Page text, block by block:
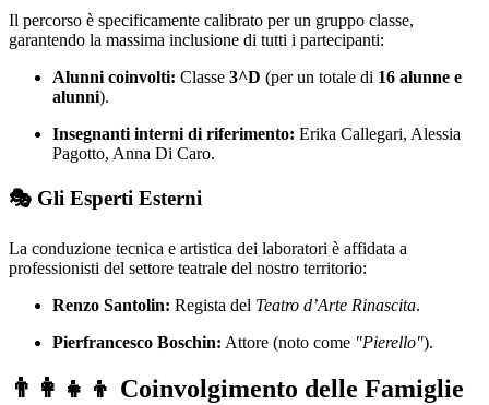
Il percorso è specificamente calibrato per un gruppo classe,
garantendo la massima inclusione di tutti i partecipanti:
Alunni coinvolti: Classe 3^D (per un totale di 16 alunne e
alunni).
Insegnanti interni di riferimento: Erika Callegari, Alessia
Pagotto, Anna Di Caro.
🎭 Gli Esperti Esterni
La conduzione tecnica e artistica dei laboratori è affidata a
professionisti del settore teatrale del nostro territorio:
Renzo Santolin: Regista del Teatro d’Arte Rinascita.
Pierfrancesco Boschin: Attore (noto come "Pierello").
👨‍👩‍👧‍👦 Coinvolgimento delle Famiglie